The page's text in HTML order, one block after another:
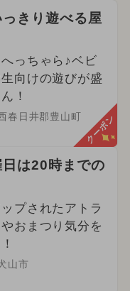
きり遊べる屋
っちゃら♪ベビ
向けの遊びが盛
！
春日井郡豊山町 クーポン
日は20時までの
プされたアトラ
おまつり気分を
山市